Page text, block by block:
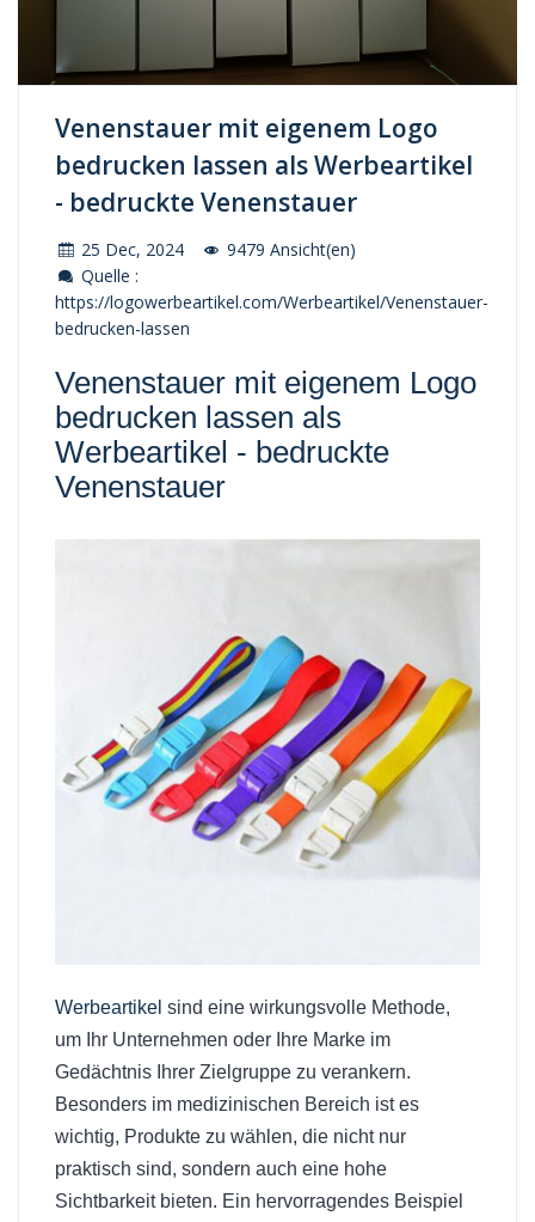
Venenstauer mit eigenem Logo
bedrucken lassen als Werbeartikel
- bedruckte Venenstauer
25 Dec, 2024
9479 Ansicht(en)
Quelle :
https://logowerbeartikel.com/Werbeartikel/Venenstauer-
bedrucken-lassen
Venenstauer mit eigenem Logo
bedrucken lassen als
Werbeartikel - bedruckte
Venenstauer
Werbeartikel sind eine wirkungsvolle Methode,
um Ihr Unternehmen oder Ihre Marke im
Gedächtnis Ihrer Zielgruppe zu verankern.
Besonders im medizinischen Bereich ist es
wichtig, Produkte zu wählen, die nicht nur
praktisch sind, sondern auch eine hohe
Sichtbarkeit bieten. Ein hervorragendes Beispiel